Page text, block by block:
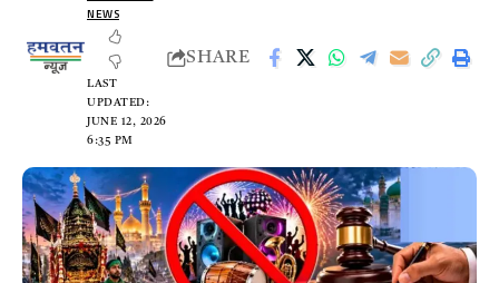
LAST
UPDATED:
JUNE 12, 2026
6:35 PM
NEWS
SHARE